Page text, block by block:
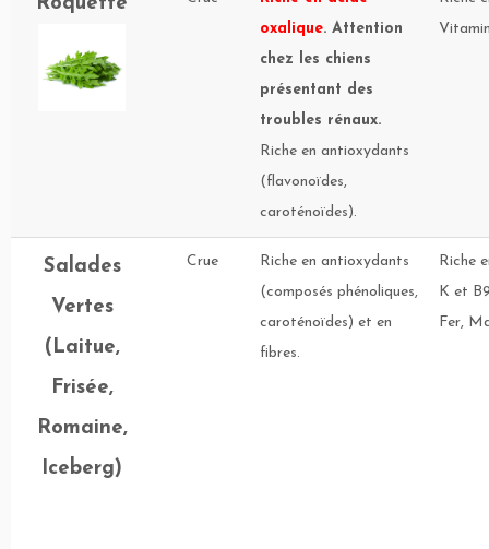
oxalique. Attention
chez les chiens
présentant des
troubles rénaux.
Riche en antioxydants
(flavonoïdes,
caroténoïdes).
Salades
Vertes
(Laitue,
Frisée,
Romaine,
Iceberg)
Crue
Riche en antioxydants
(composés phénoliques,
caroténoïdes) et en
fibres.
Riche
K et
Fer,